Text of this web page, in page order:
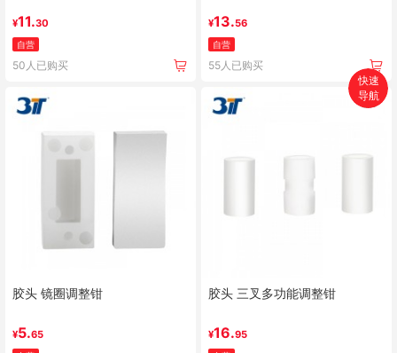
¥11.30
自营
50人已购买
¥13.56
自营
55人已购买
胶头 镜圈调整钳
¥5.65
胶头 三叉多功能调整钳
¥16.95
首页
快速
导航